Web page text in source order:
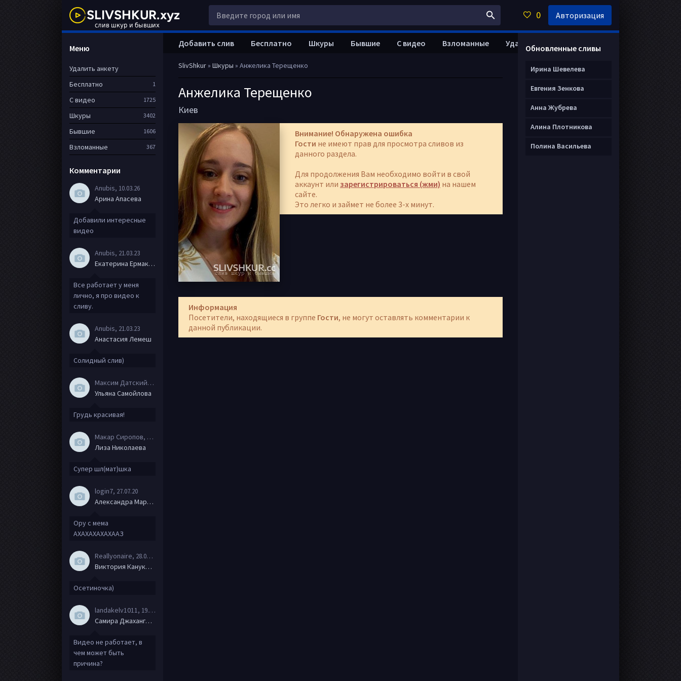
SlivShkur» Шкуры » Анжелика Терещенко
Анжелика Терещенко
Киев
Внимание! Обнаружена ошибка
Гости не имеют прав для просмотра сливов из
данного раздела.
Для продолжения Вам необходимо войти в свой
аккаунт или зарегистрироваться (жми) на нашем
сайте.
Это легко и займет не более 3-х минут.
Информация
Посетители, находящиеся в группе Гости, не могут оставлять комментарии к
данной публикации.
Добавить слив Бесплатно Шкуры Бывшие С видео Взломанные Удалить анкету
Меню
Удалить анкету
Бесплатно
1
С видео 1725
Шкуры 3402
Бывшие 1606
Взломанные 367
Комментарии
Anubis, 10.03.26
Арина Апасева
Добавили интересные
видео
Anubis, 21.03.23
Екатерина Ермакова
Все работает у меня
лично, я про видео к
сливу.
Anubis, 21.03.23
Анастасия Лемеш
Солидный слив)
Максим Датский
, 15.08.20
Ульяна Самойлова
Грудь красивая!
Макар Сиропов, 08.08.20
Лиза Николаева
Супер шл(мат)шка
login7, 27.07.20
Александра Маркова
Ору с мема
АХАХАХАХАХААЗ
Reallyonaire, 28.06.20
Виктория Канукова
Осетиночка)
landakelv1011 , 19.06.20
Самира Джахангирова
Видео не работает, в
чем может быть
причина?
Обновленные сливы
Ирина Шевелева
Евгения Зенкова
Анна Жубрева
Алина Плотникова
Полина Васильева
0 Авторизация